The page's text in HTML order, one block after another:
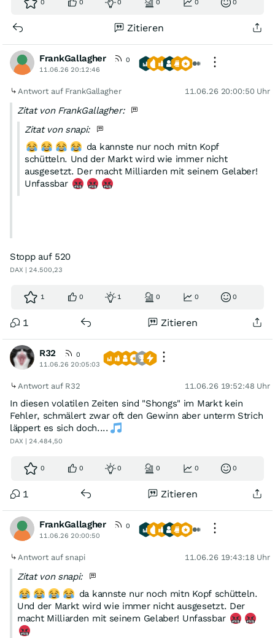
0 0 0 0 0 0
Zitieren
FrankGallagher
0
11.06.26 20:12:46
Antwort auf FrankGallagher 11.06.26 20:00:50 Uhr
Zitat von FrankGallagher:
Zitat von snapi:
da kannste nur noch mitn Kopf
schütteln. Und der Markt wird wie immer nicht
ausgesetzt. Der macht Milliarden mit seinem Gelaber!
Unfassbar
Schauen wir mal morgen um 9 Uhr wo wir stehen bin
Short bei 530 kleine Position für die Nacht
Stopp auf 520
DAX | 24.500,23
1 0 1 0 0 0
1 Zitieren
R32
0
11.06.26 20:05:03
Antwort auf R32 11.06.26 19:52:48 Uhr
In diesen volatilen Zeiten sind "Shongs" im Markt kein
Fehler, schmälert zwar oft den Gewinn aber unterm Strich
läppert es sich doch....
DAX | 24.484,50
0 0 0 0 0 0
1 Zitieren
FrankGallagher
0
11.06.26 20:00:50
Antwort auf snapi 11.06.26 19:43:18 Uhr
Zitat von snapi:
da kannste nur noch mitn Kopf schütteln.
Und der Markt wird wie immer nicht ausgesetzt. Der
macht Milliarden mit seinem Gelaber! Unfassbar